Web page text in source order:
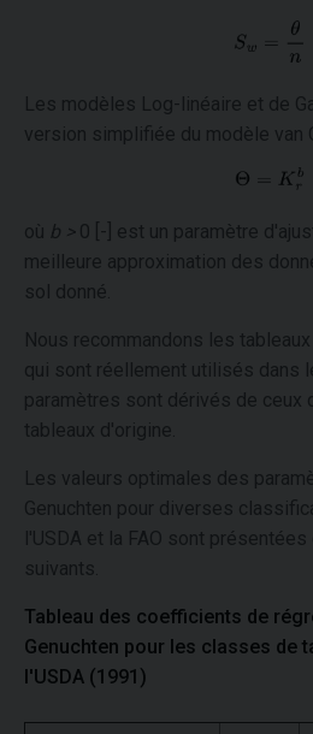
Les modèles Log-linéaire et de
version simplifiée du modèle van
où b >0 [-] est un paramètre
meilleure approximation des
sol donné.
Nous recommandons les
qui sont réellement utilisés dans
paramètres sont dérivés de ceux
tableaux d'origine.
Les valeurs optimales des
Genuchten pour diverses
l'USDA et la FAO sont
suivants.
Tableau des coefficients de
Genuchten pour les classes de
l'USDA (1991)